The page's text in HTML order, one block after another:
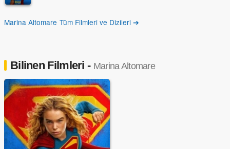
Marina Altomare Tüm Filmleri ve Dizileri ➔
Bilinen Filmleri - Marina Altomare